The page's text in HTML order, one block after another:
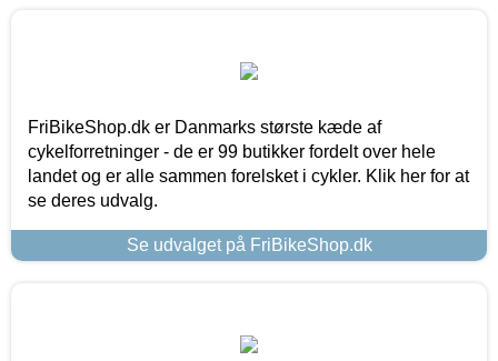
FriBikeShop.dk er Danmarks største kæde af
cykelforretninger - de er 99 butikker fordelt over hele
landet og er alle sammen forelsket i cykler. Klik her for at
se deres udvalg.
Se udvalget på FriBikeShop.dk